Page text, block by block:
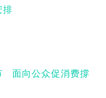
排
面向公众促消费撐